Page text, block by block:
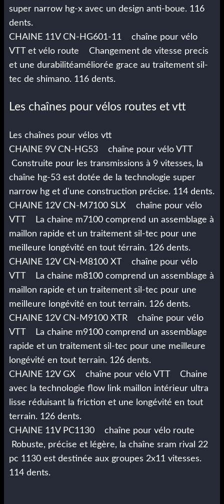
super narrow hg-x avec un design anti-boue. 116
dents.
CHAINE 11V CN-HG601-11 chaîne pour vélo
VTT et vélo route Changement de vitesse precis
et une durabilitéaméliorée grace au traitement sil-
tec de shimano. 116 dents.
Les chaînes pour vélos routes et vtt
Les chaînes pour vélos vtt
CHAINE 9V CN-HG53 chaîne pour vélo VTT
Construite pour les transmissions à 9 vitesses, la
chaîne hg-53 est dotée de la technologie super
narrow hg et d'une construction précise. 114 dents.
CHAINE 12V CN-M7100 SLX chaîne pour vélo
VTT La chaine m7100 comprend un assemblage à
maillon rapide et un traitement sil-tec pour une
meilleure longévité en tout térrain. 126 dents.
CHAINE 12V CN-M8100 XT chaîne pour vélo
VTT La chaine m8100 comprend un assemblage à
maillon rapide et un traitement sil-tec pour une
meilleure longévité en tout terrain. 126 dents.
CHAINE 12V CN-M9100 XTR chaîne pour vélo
VTT La chaine m9100 comprend un assemblage
rapide et un traitement sil-tec pour une meilleure
longévité en tout terrain. 126 dents.
CHAINE 12V GX chaîne pour vélo VTT Chaine
avec la technologie flow link maillon intérieur ultra
lisse réduisant la friction et une longévité en tout
terrain. 126 dents.
CHAINE 11V PC1130 chaîne pour vélo route
Robuste, précise et légère, la chaîne sram rival 22
pc 1130 est destinée aux groupes 2x11 vitesses.
114 dents.